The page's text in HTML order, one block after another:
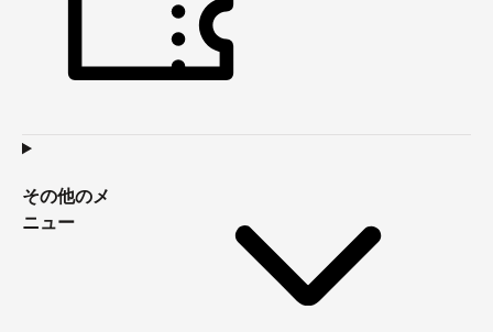
その他のメ
ニュー